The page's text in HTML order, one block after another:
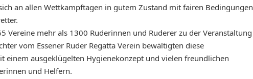
an allen Wettkampftagen in gutem Zustand mit fairen Bedingungen
Vereine mehr als 1300 Ruderinnen und Ruderer zu der Veranstaltung
vom Essener Ruder Regatta Verein bewältigten diese
einem ausgeklügelten Hygienekonzept und vielen freundlichen
und Helfern.